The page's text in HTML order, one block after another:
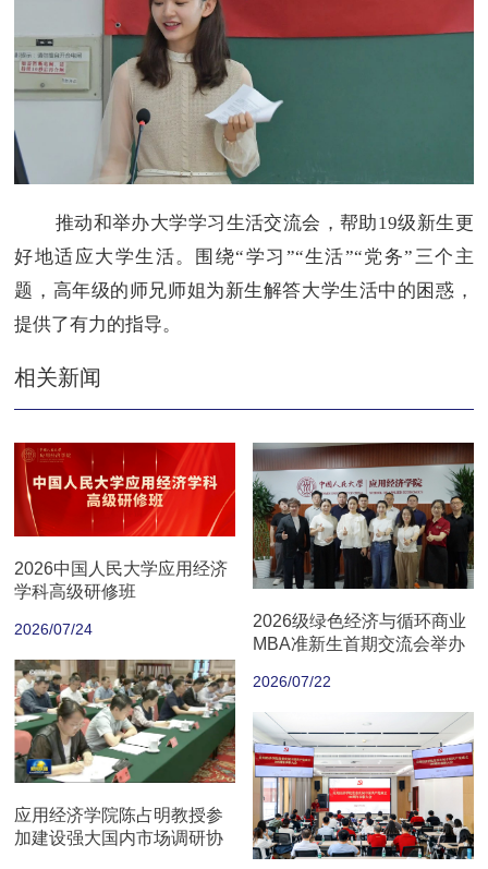
推动和举办大学学习生活交流会，帮助19级新生更
好地适应大学生活。围绕“学习”“生活”“党务”三个主
题，高年级的师兄师姐为新生解答大学生活中的困惑，
提供了有力的指导。
相关新闻
2026中国人民大学应用经济
学科高级研修班
2026/07/24
2026级绿色经济与循环商业
MBA准新生首期交流会举办
2026/07/22
应用经济学院陈占明教授参
加建设强大国内市场调研协